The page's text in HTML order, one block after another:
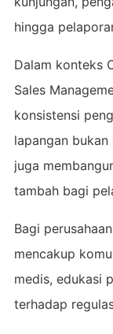
hingga
Dalam konteks
Sales
konsistensi
lapangan
juga
tambah bagi
Bagi
mencakup
medis, edukasi
terhadap